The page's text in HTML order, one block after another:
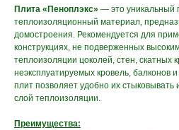
Плита «Пеноплэкс» — это уникальный
теплоизоляционный материал,
домостроения. Рекомендуется для
конструкциях, не подверженных
теплоизоляции цоколей, стен, скатных
неэксплуатируемых кровель, балконов
плит позволяет удобно их
слой теплоизоляции.
Преимущества: